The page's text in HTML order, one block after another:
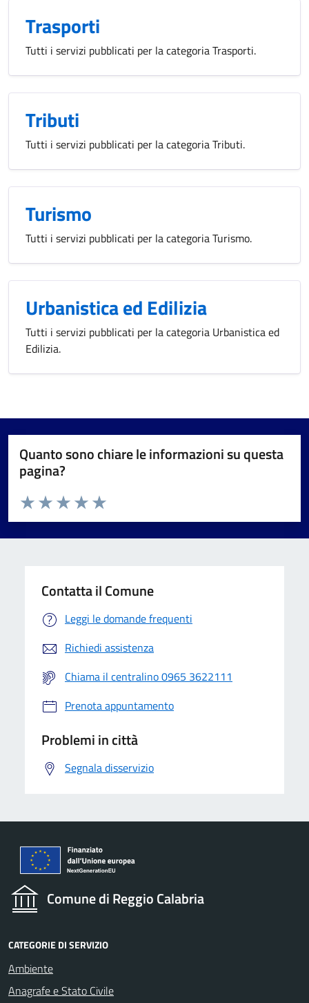
Trasporti
Tutti i servizi pubblicati per la categoria Trasporti.
Tributi
Tutti i servizi pubblicati per la categoria Tributi.
Turismo
Tutti i servizi pubblicati per la categoria Turismo.
Urbanistica ed Edilizia
Tutti i servizi pubblicati per la categoria Urbanistica ed
Edilizia.
Quanto sono chiare le informazioni su questa
pagina?
Valuta da 1 a 5 stelle la pagina
Valuta 5 stelle su 5
Valuta 4 stelle su 5
Valuta 3 stelle su 5
Valuta 2 stelle su 5
Valuta 1 stelle su 5
Contatta il Comune
Leggi le domande frequenti
Richiedi assistenza
Chiama il centralino 0965 3622111
Prenota appuntamento
Problemi in città
Segnala disservizio
Comune di Reggio Calabria
CATEGORIE DI SERVIZIO
Ambiente
Anagrafe e Stato Civile